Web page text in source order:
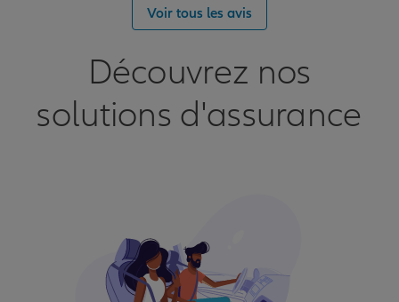
Voir tous les avis
Découvrez nos
solutions d'assurance